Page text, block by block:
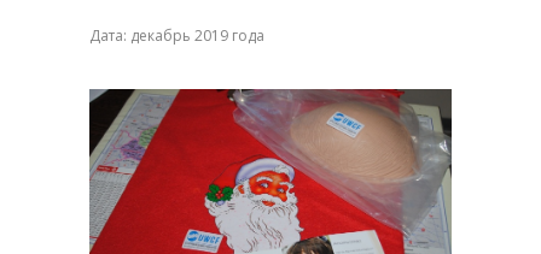
Дата: декабрь 2019 года